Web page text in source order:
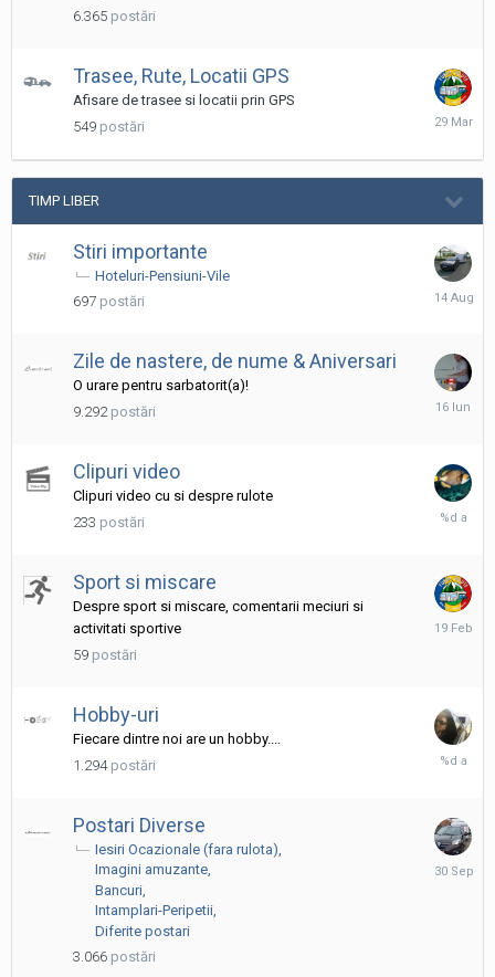
6.365 postări
Trasee, Rute, Locatii GPS
Afisare de trasee si locatii prin GPS
549 postări
29
TIMP LIBER
Stiri importante
Hoteluri-Pensiuni-Vile
697 postări
14
Zile de nastere, de nume & Aniversari
O urare pentru sarbatorit(a)!
9.292 postări
16
Clipuri video
Clipuri video cu si despre rulote
233 postări
12
Sport si miscare
Despre sport si miscare, comentarii meciuri si
activitati sportive
59 postări
19
Hobby-uri
Fiecare dintre noi are un hobby....
1.294 postări
22
Postari Diverse
Iesiri Ocazionale (fara rulota)
Imagini amuzante
Bancuri
Intamplari-Peripetii
Diferite postari
3.066 postări
30